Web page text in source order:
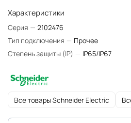
Характеристики
Серия — 2102476
Тип подключения — Прочее
Степень защиты (IP) — IP65/IP67
Все товары Schneider Electric